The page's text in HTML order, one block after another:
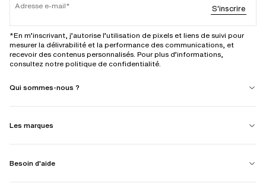
Adresse e-mail S'inscrire
*En m’inscrivant, j’autorise l’utilisation de pixels et liens de suivi pour
mesurer la délivrabilité et la performance des communications, et
recevoir des contenus personnalisés. Pour plus d’informations,
consultez notre politique de confidentialité.
Qui sommes-nous ?
Les marques
Besoin d'aide